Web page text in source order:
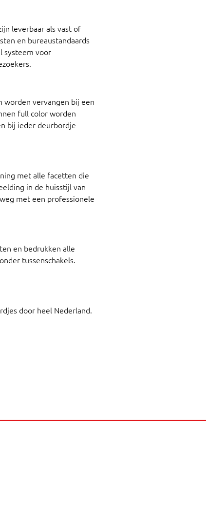
leverbaar als vast of
en bureaustandaards
systeem voor
worden vervangen bij een
full color worden
bij ieder deurbordje
met alle facetten die
in de huisstijl van
met een professionele
en bedrukken alle
tussenschakels.
door heel Nederland.